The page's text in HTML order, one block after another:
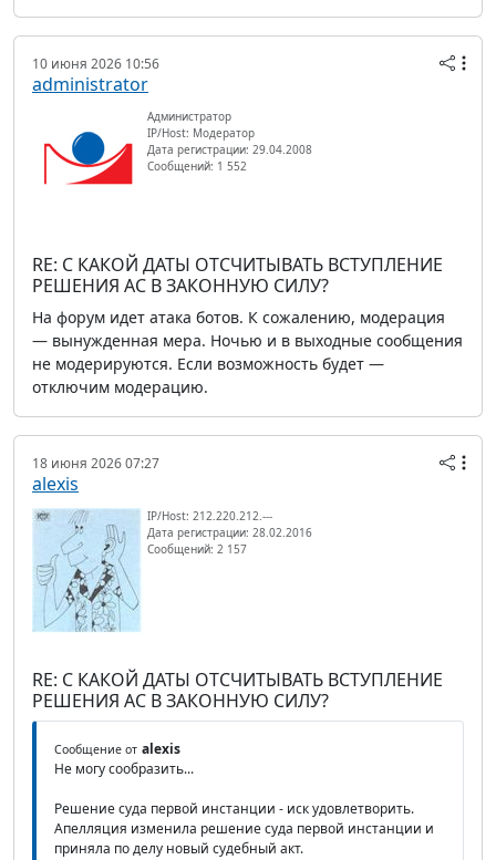
10 июня 2026 10:56
administrator
Администратор
IP/Host: Модератор
Дата регистрации: 29.04.2008
Сообщений: 1 552
RE: С КАКОЙ ДАТЫ ОТСЧИТЫВАТЬ ВСТУПЛЕНИЕ
РЕШЕНИЯ АС В ЗАКОННУЮ СИЛУ?
На форум идет атака ботов. К сожалению, модерация
— вынужденная мера. Ночью и в выходные сообщения
не модерируются. Если возможность будет —
отключим модерацию.
18 июня 2026 07:27
alexis
IP/Host: 212.220.212.---
Дата регистрации: 28.02.2016
Сообщений: 2 157
RE: С КАКОЙ ДАТЫ ОТСЧИТЫВАТЬ ВСТУПЛЕНИЕ
РЕШЕНИЯ АС В ЗАКОННУЮ СИЛУ?
Сообщение от alexis
Не могу сообразить...
Решение суда первой инстанции - иск удовлетворить.
Апелляция изменила решение суда первой инстанции и
приняла по делу новый судебный акт.